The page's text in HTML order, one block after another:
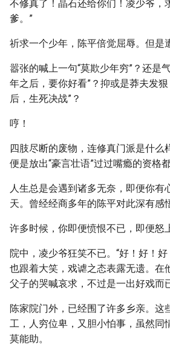
不修真了！晶石还给你们！凌少爷，
爹。”
祈求一个少年，陈平倍觉屈辱。但是
嚣张的喊上一句“莫欺少年穷”？还是
年之后，要你好看”？抑或是莽夫发
后，生死决战”？
哼！
四肢尽断的废物，连修真门派是什么
便是放出“豪言壮语”过过嘴瘾的资格都
人生总是会遇到诸多无奈，即便你有
天。曾经经商多年的陈平对此深有感
许多时候，你即便愤恨不已，即便怒
院中，凌少爷狂笑不已。“好！好！
也跟着大笑，戏谑之态表露无遗。在
父子的哭喊哀求，不过是一出好戏而
陈家院门外，已经围了许多乡亲。这
工，人穷位卑，又胆小怕事，虽然同
莫能助。